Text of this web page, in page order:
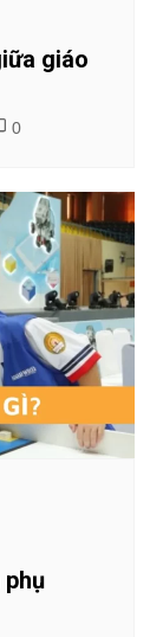
giáo
0